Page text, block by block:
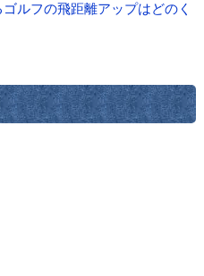
ルフの飛距離アップはどのく